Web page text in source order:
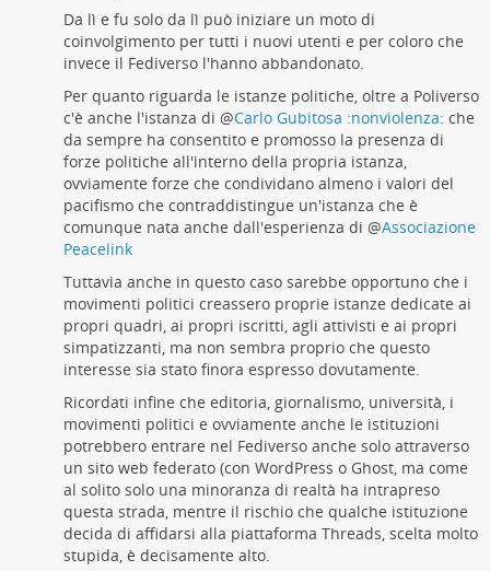
Da lì e fu solo da lì può iniziare un moto di
coinvolgimento per tutti i nuovi utenti e per coloro che
invece il Fediverso l'hanno abbandonato.
Per quanto riguarda le istanze politiche, oltre a Poliverso
c'è anche l'istanza di @Carlo Gubitosa :nonviolenza: che
da sempre ha consentito e promosso la presenza di
forze politiche all'interno della propria istanza,
ovviamente forze che condividano almeno i valori del
pacifismo che contraddistingue un'istanza che è
comunque nata anche dall'esperienza di @Associazione
Peacelink
Tuttavia anche in questo caso sarebbe opportuno che i
movimenti politici creassero proprie istanze dedicate ai
propri quadri, ai propri iscritti, agli attivisti e ai propri
simpatizzanti, ma non sembra proprio che questo
interesse sia stato finora espresso dovutamente.
Ricordati infine che editoria, giornalismo, università, i
movimenti politici e ovviamente anche le istituzioni
potrebbero entrare nel Fediverso anche solo attraverso
un sito web federato (con WordPress o Ghost, ma come
al solito solo una minoranza di realtà ha intrapreso
questa strada, mentre il rischio che qualche istituzione
decida di affidarsi alla piattaforma Threads, scelta molto
stupida, è decisamente alto.